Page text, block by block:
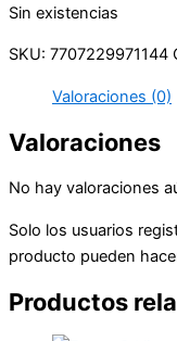
Sin existencias
SKU: 7707229971144
Valoraciones (0)
Valoraciones
No hay valoraciones
Solo los usuarios
producto pueden
Productos